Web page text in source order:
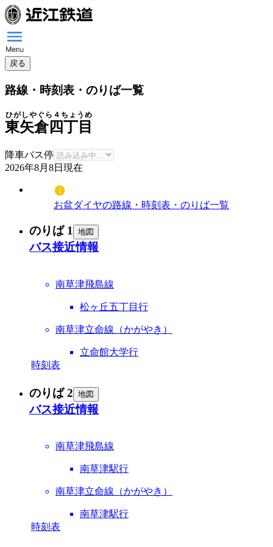
戻る
路線・時刻表・のりば一覧
東矢倉四丁目
ひがしやぐら４ちょうめ
降車バス停
2026年8月8日 現在
お盆ダイヤの路線・時刻表・のりば一覧
のりば 1 地図
バス接近情報
南草津飛島線
松ヶ丘五丁目行
南草津立命線（かがやき）
立命館大学行
時刻表
のりば 2 地図
バス接近情報
南草津飛島線
南草津駅行
南草津立命線（かがやき）
南草津駅行
時刻表